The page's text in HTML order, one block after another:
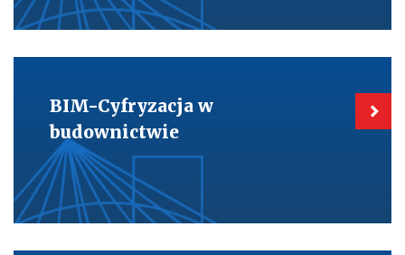
Cyfryzacja
budownictwie
BIM-Cyfryzacja w
budownictwie